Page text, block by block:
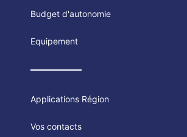
Budget d'autonomie
Equipement
Applications Région
Vos contacts